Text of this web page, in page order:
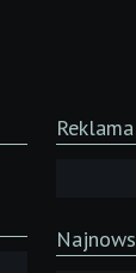
Reklama